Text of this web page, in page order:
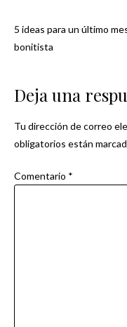
Navegación
5 ideas para un último
bonitista
Deja una
Tu dirección de correo
obligatorios están
Comentario *